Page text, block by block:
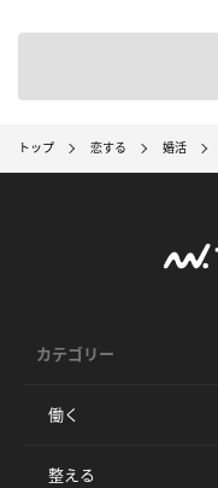
トップ 恋する 婚活
カテゴリー
働く
整える